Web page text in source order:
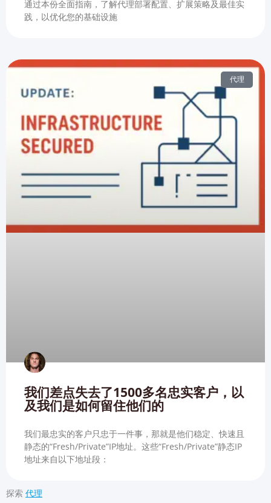
通过本份全面指南，了解代理部署配置、扩展策略及最佳实
践，以优化您的基础设施
代理
我们差点失去了1500多名忠实客户，以
及我们是如何留住他们的
我们最忠实的客户只忠于一件事，那就是他们稳定、快速且
静态的“Fresh/Private”IP地址。这些“Fresh/Private”静态IP
地址来自以下地址段：
探索 代理